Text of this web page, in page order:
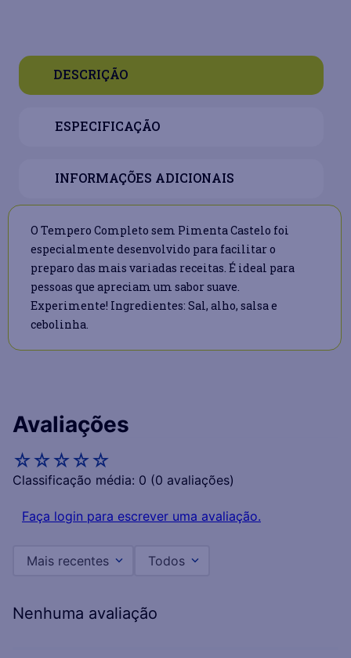
DESCRIÇÃO
ESPECIFICAÇÃO
INFORMAÇÕES ADICIONAIS
O Tempero Completo sem Pimenta Castelo foi
especialmente desenvolvido para facilitar o
preparo das mais variadas receitas. É ideal para
pessoas que apreciam um sabor suave.
Experimente! Ingredientes: Sal, alho, salsa e
cebolinha.
Avaliações
☆☆☆☆☆
Classificação média: 0 (0 avaliações)
Faça login para escrever uma avaliação.
Mais recentes Todos
Nenhuma avaliação